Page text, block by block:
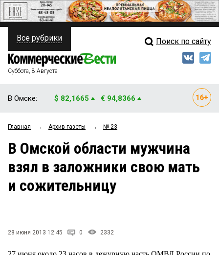
ПОЛИТИКА
ФИНАНСЫ
ОБЩЕСТВО
ЗАКОН
Свежий выпуск
Рейтинги
Блоги
Все рубрики Поиск по сайту
Суббота, 8 Августа
В Омске: $ 82,1665 € 94,8366
Главная → Архив газеты → № 23
В Омской области мужчина
взял в заложники свою мать
и сожительницу
28 июня 2013 12:45 0 2332